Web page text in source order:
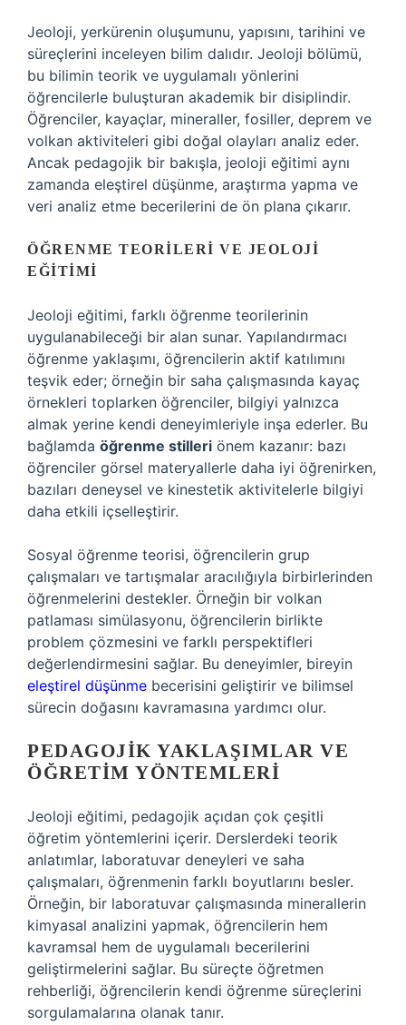
Jeoloji, yerkürenin oluşumunu, yapısını, tarihini ve
süreçlerini inceleyen bilim dalıdır. Jeoloji bölümü,
bu bilimin teorik ve uygulamalı yönlerini
öğrencilerle buluşturan akademik bir disiplindir.
Öğrenciler, kayaçlar, mineraller, fosiller, deprem ve
volkan aktiviteleri gibi doğal olayları analiz eder.
Ancak pedagojik bir bakışla, jeoloji eğitimi aynı
zamanda eleştirel düşünme, araştırma yapma ve
veri analiz etme becerilerini de ön plana çıkarır.
ÖĞRENME TEORILERI VE JEOLOJI
EĞITIMI
Jeoloji eğitimi, farklı öğrenme teorilerinin
uygulanabileceği bir alan sunar. Yapılandırmacı
öğrenme yaklaşımı, öğrencilerin aktif katılımını
teşvik eder; örneğin bir saha çalışmasında kayaç
örnekleri toplarken öğrenciler, bilgiyi yalnızca
almak yerine kendi deneyimleriyle inşa ederler. Bu
bağlamda öğrenme stilleri önem kazanır: bazı
öğrenciler görsel materyallerle daha iyi öğrenirken,
bazıları deneysel ve kinestetik aktivitelerle bilgiyi
daha etkili içselleştirir.
Sosyal öğrenme teorisi, öğrencilerin grup
çalışmaları ve tartışmalar aracılığıyla birbirlerinden
öğrenmelerini destekler. Örneğin bir volkan
patlaması simülasyonu, öğrencilerin birlikte
problem çözmesini ve farklı perspektifleri
değerlendirmesini sağlar. Bu deneyimler, bireyin
eleştirel düşünme becerisini geliştirir ve bilimsel
sürecin doğasını kavramasına yardımcı olur.
PEDAGOJIK YAKLAŞIMLAR VE
ÖĞRETIM YÖNTEMLERI
Jeoloji eğitimi, pedagojik açıdan çok çeşitli
öğretim yöntemlerini içerir. Derslerdeki teorik
anlatımlar, laboratuvar deneyleri ve saha
çalışmaları, öğrenmenin farklı boyutlarını besler.
Örneğin, bir laboratuvar çalışmasında minerallerin
kimyasal analizini yapmak, öğrencilerin hem
kavramsal hem de uygulamalı becerilerini
geliştirmelerini sağlar. Bu süreçte öğretmen
rehberliği, öğrencilerin kendi öğrenme süreçlerini
sorgulamalarına olanak tanır.